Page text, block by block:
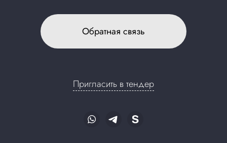
Обратная связь
Пригласить в тендер